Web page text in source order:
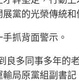
黨的光榮傳統
抓背面警示。
良多同事多年的
局原黨組副書